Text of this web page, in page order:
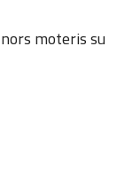
moteris su